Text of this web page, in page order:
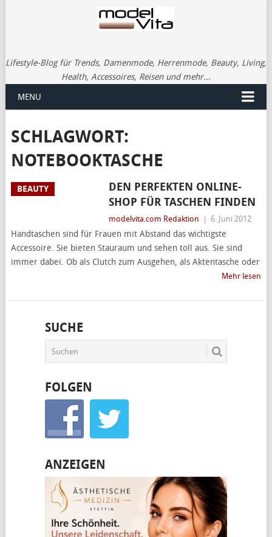
Lifestyle-Blog für Trends, Damenmode, Herrenmode, Beauty, Living,
Health, Accessoires, Reisen und mehr...
MENU
SCHLAGWORT:
NOTEBOOKTASCHE
BEAUTY
DEN PERFEKTEN ONLINE-
SHOP FÜR TASCHEN FINDEN
modelvita.com Redaktion 6. Juni 2012
Handtaschen sind für Frauen mit Abstand das wichtigste
Accessoire. Sie bieten Stauraum und sehen toll aus. Sie sind
immer dabei. Ob als Clutch zum Ausgehen, als Aktentasche oder
Mehr lesen
SUCHE
FOLGEN
ANZEIGEN